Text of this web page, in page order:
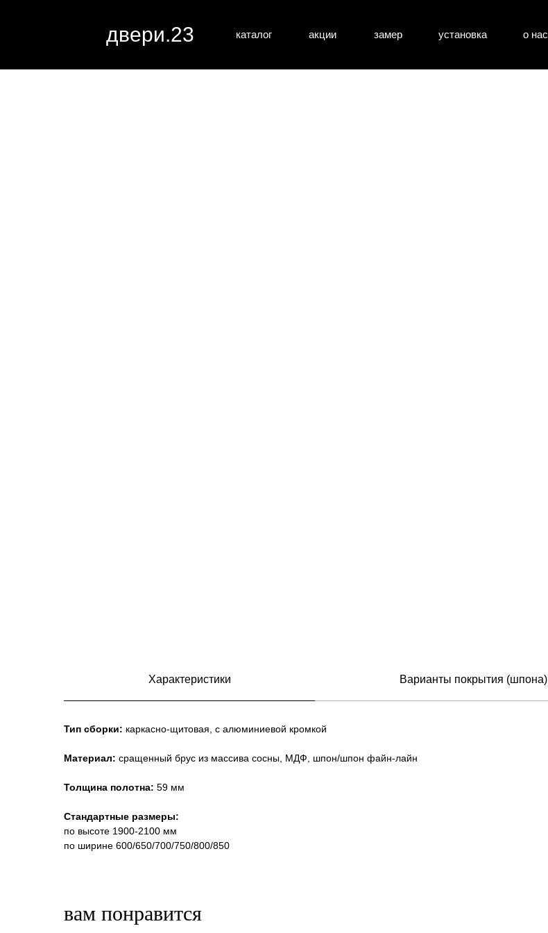
каталог о нас
установка
акции замер
двери.23
Характеристики Варианты покрытия (шпона)
Тип сборки: каркасно-щитовая, с алюминиевой кромкой
Материал: сращенный брус из массива сосны, МДФ, шпон/шпон файн-лайн
Толщина полотна: 59 мм
Стандартные размеры:
по высоте 1900-2100 мм
по ширине 600/650/700/750/800/850
вам понравится